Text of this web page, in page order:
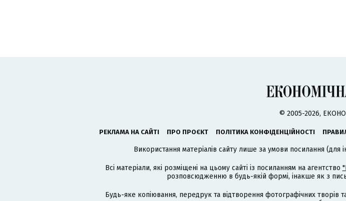
© 2005-2026,
РЕКЛАМА НА САЙТІ ПРО ПРОЄКТ ПОЛІТИКА КОНФІДЕНЦІЙНОСТІ
Використання матеріалів сайту лише за умови посилання (для
Всі матеріали, які розміщені на цьому сайті із посиланням на агентство
розповсюдженню в будь-якій формі, інакше як з
Будь-яке копіювання, передрук та відтворення фотографічних творів